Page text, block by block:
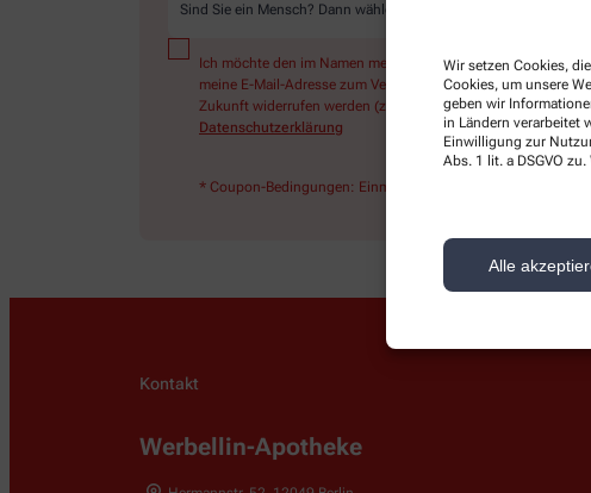
Wir setzen Cookies,
Cookies, um unsere
geben wir
in Ländern verarbeitet
Einwilligung zur
Abs. 1 lit. a DSGVO
Alle
Sind Sie ein Mensch? Dann wählen Sie bitte
Ich möchte den im Namen meiner Apotheke versandten
meine E-Mail-Adresse zum Versand des News-Service
Zukunft widerrufen werden (z.B. über den Abmelde-Link in
Datenschutzerklärung
* Coupon-Bedingungen: Einmalig einlösbar bis zum
Kontakt
Werbellin-Apotheke